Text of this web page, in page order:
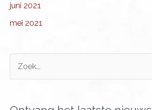
juni 2021
mei 2021
k